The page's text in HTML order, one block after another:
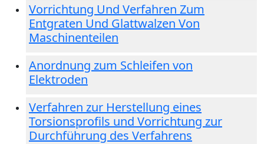
Vorrichtung Und Verfahren Zum
Entgraten Und Glattwalzen Von
Maschinenteilen
Anordnung zum Schleifen von
Elektroden
Verfahren zur Herstellung eines
Torsionsprofils und Vorrichtung zur
Durchführung des Verfahrens